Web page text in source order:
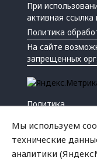
При
активная ссылка
Политика
На сайте
запрещенных
Политика
Мы используем
технические
аналитики